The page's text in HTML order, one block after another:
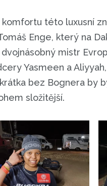
této luxusní
Enge, který na
mistr
Yasmeen a
bez Bognera by
složitější.